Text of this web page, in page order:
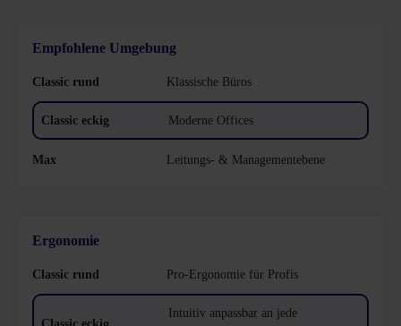
Empfohlene Umgebung
Klassische Büros
Moderne Offices
Leitungs- & Managementebene
Ergonomie
Pro-Ergonomie für Profis
Intuitiv anpassbar an jede